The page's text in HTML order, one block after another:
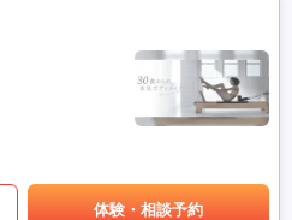
体験・相談予約